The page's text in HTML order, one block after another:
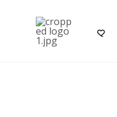
springen